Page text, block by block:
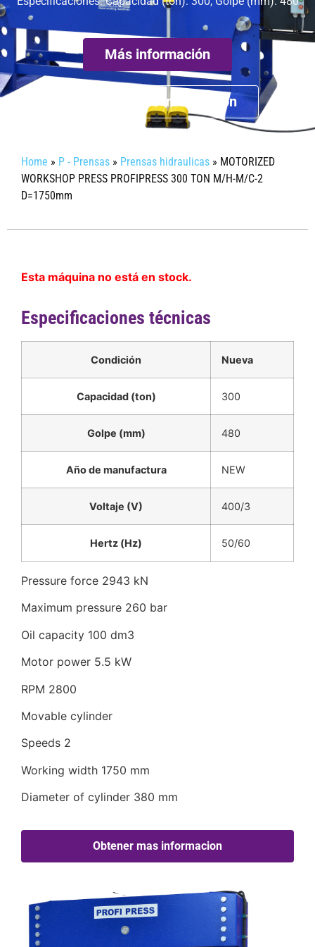
Más información
Obtener mas informacion
Home » P - Prensas » Prensas hidraulicas » MOTORIZED
WORKSHOP PRESS PROFIPRESS 300 TON M/H-M/C-2
D=1750mm
Esta máquina no está en stock.
Especificaciones técnicas
Condición Nueva
Capacidad (ton) 300
Golpe (mm) 480
Año de manufactura NEW
Voltaje (V) 400/3
Hertz (Hz) 50/60
Pressure force 2943 kN
Maximum pressure 260 bar
Oil capacity 100 dm3
Motor power 5.5 kW
RPM 2800
Movable cylinder
Speeds 2
Working width 1750 mm
Diameter of cylinder 380 mm
Obtener mas informacion